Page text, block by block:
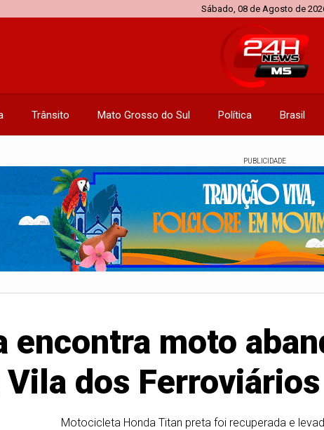
Sábado, 08 de Agosto de
Trânsito Mato Grosso do Sul Política Brasil
PUBLICIDADE
encontra moto
Vila dos
Motocicleta Honda Titan preta foi recuperada e